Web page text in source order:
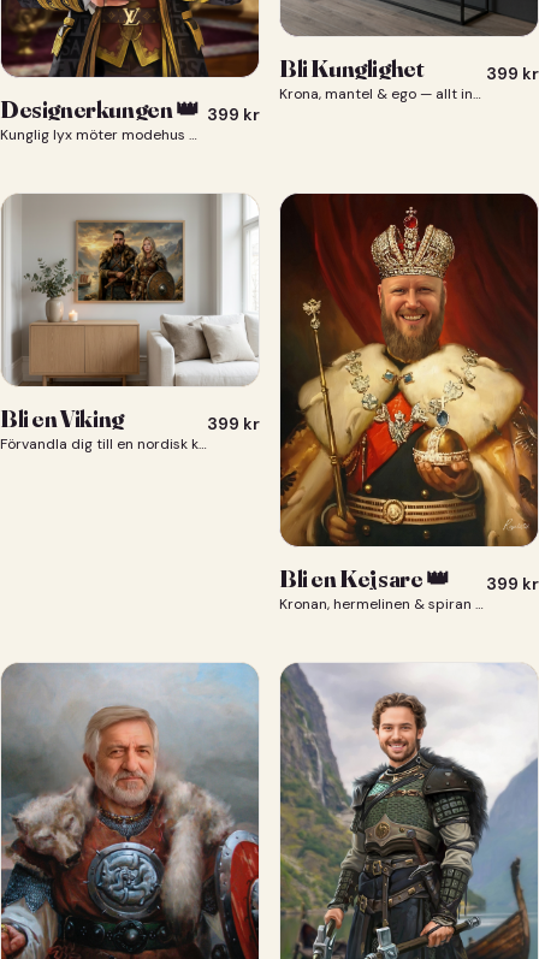
Designerkungen 👑
Kunglig lyx möter modehus — du som designerkung 👑
399 kr
Bli Kunglighet
Krona, mantel & ego — allt ingår 👑
399 kr
Bli en Viking
Förvandla dig till en nordisk krigare i ett episkt vikingaporträtt.
399 kr
Bli en Kejsare 👑
Kronan, hermelinen & spiran — du som kejsare 👑
399 kr